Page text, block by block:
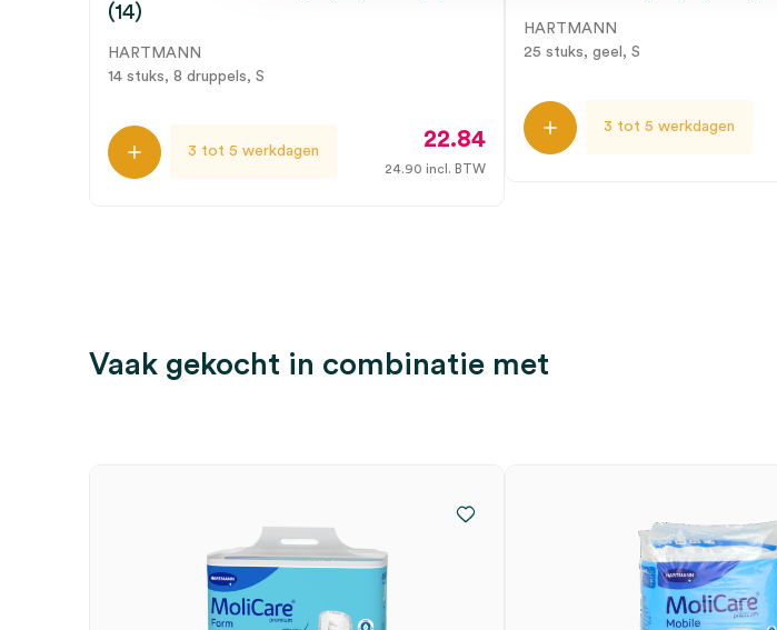
(14)
HARTMANN
14 stuks, 8 druppels, S
3 tot 5 werkdagen 22.84
24.90 incl. BTW
HARTMANN
25 stuks, geel, S
3 tot 5 werkdagen
Vaak gekocht in combinatie met